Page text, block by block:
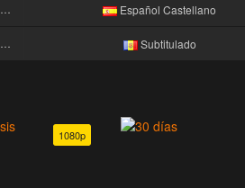
Español Castellano
Subtitulado
1080p